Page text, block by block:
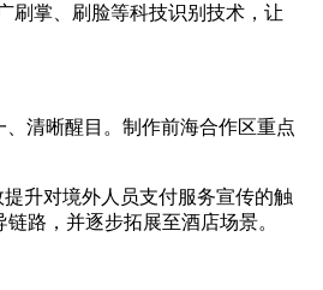
刷掌、刷脸等科技识别技术，让
清晰醒目。制作前海合作区重点
升对境外人员支付服务宣传的触
路，并逐步拓展至酒店场景。